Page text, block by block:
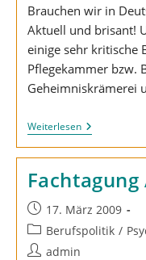
Brauchen wir in
Aktuell und brisant!
einige sehr kritische
Pflegekammer bzw.
Geheimniskrämerei
WeiterlesenBrauchen
Wir
Eine
Fachtagung
Beitrag
veröffentlicht:
17. März 2009
Beitrags-
Kategorie:
Berufspolitik /
Beitrags-
admin